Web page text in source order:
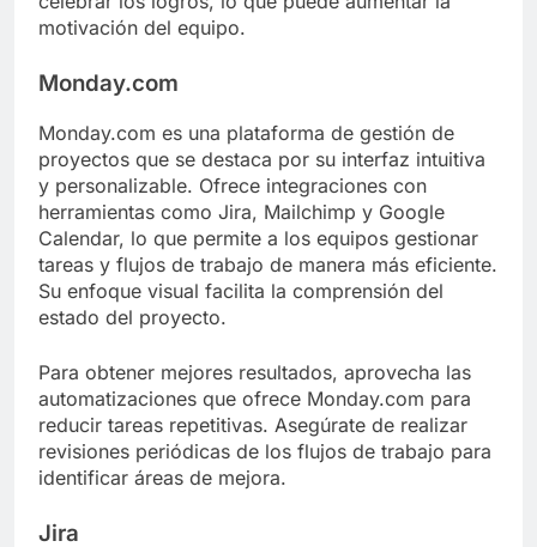
motivación del equipo.
Monday.com
Monday.com es una plataforma de gestión de
proyectos que se destaca por su interfaz intuitiva
y personalizable. Ofrece integraciones con
herramientas como Jira, Mailchimp y Google
Calendar, lo que permite a los equipos gestionar
tareas y flujos de trabajo de manera más eficiente.
Su enfoque visual facilita la comprensión del
estado del proyecto.
Para obtener mejores resultados, aprovecha las
automatizaciones que ofrece Monday.com para
reducir tareas repetitivas. Asegúrate de realizar
revisiones periódicas de los flujos de trabajo para
identificar áreas de mejora.
Jira